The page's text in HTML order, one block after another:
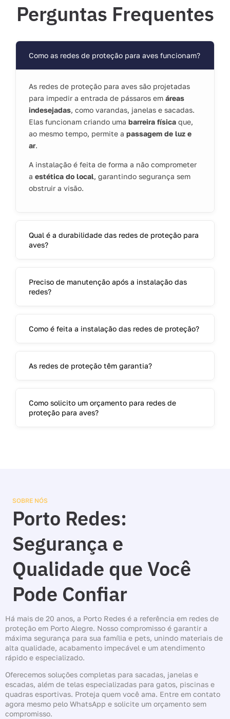
Perguntas Frequentes
Como as redes de proteção para aves funcionam?
As redes de proteção para aves são projetadas
para impedir a entrada de pássaros em áreas
indesejadas, como varandas, janelas e sacadas.
Elas funcionam criando uma barreira física que,
ao mesmo tempo, permite a passagem de luz e
ar.
A instalação é feita de forma a não comprometer
a estética do local, garantindo segurança sem
obstruir a visão.
Qual é a durabilidade das redes de proteção para
aves?
Preciso de manutenção após a instalação das
redes?
Como é feita a instalação das redes de proteção?
As redes de proteção têm garantia?
Como solicito um orçamento para redes de
proteção para aves?
SOBRE NÓS
Porto Redes:
Segurança e
Qualidade que Você
Pode Confiar
Há mais de 20 anos, a Porto Redes é a referência em redes de
proteção em Porto Alegre. Nosso compromisso é garantir a
máxima segurança para sua família e pets, unindo materiais de
alta qualidade, acabamento impecável e um atendimento
rápido e especializado.
Oferecemos soluções completas para sacadas, janelas e
escadas, além de telas especializadas para gatos, piscinas e
quadras esportivas. Proteja quem você ama. Entre em contato
agora mesmo pelo WhatsApp e solicite um orçamento sem
compromisso.